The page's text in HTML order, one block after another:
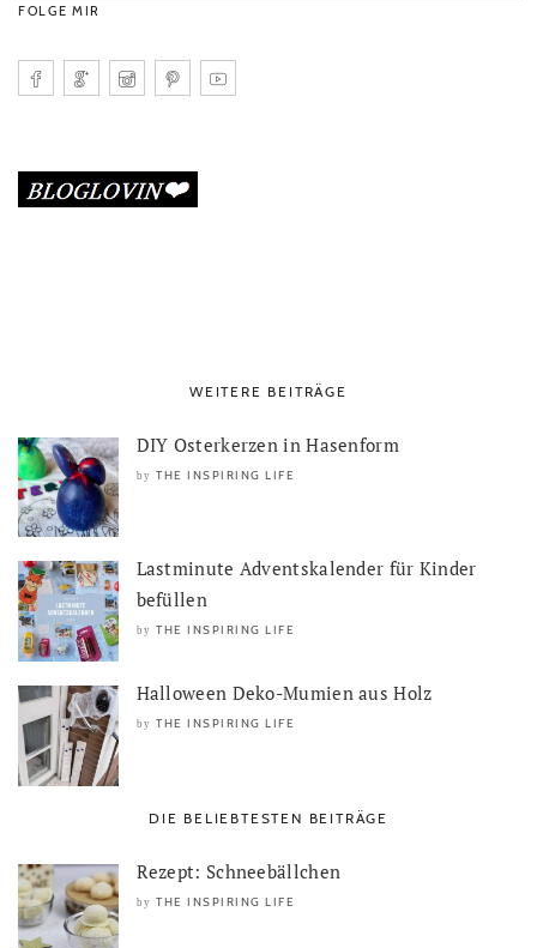
FOLGE MIR
WEITERE BEITRÄGE
DIY Osterkerzen in Hasenform
by THE INSPIRING LIFE
Lastminute Adventskalender für Kinder
befüllen
by THE INSPIRING LIFE
Halloween Deko-Mumien aus Holz
by THE INSPIRING LIFE
DIE BELIEBTESTEN BEITRÄGE
Rezept: Schneebällchen
by THE INSPIRING LIFE